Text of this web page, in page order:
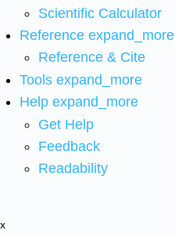
Scientific Calculator
Reference expand_more
Reference & Cite
Tools expand_more
Help expand_more
Get Help
Feedback
Readability
x